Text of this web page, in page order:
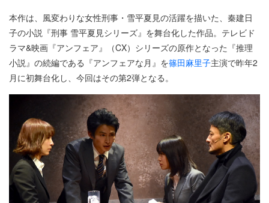
本作は、風変わりな女性刑事・雪平夏見の活躍を描いた、秦建日
子の小説『刑事 雪平夏見シリーズ』を舞台化した作品。テレビド
ラマ&映画『アンフェア』（CX）シリーズの原作となった『推理
小説』の続編である『アンフェアな月』を篠田麻里子主演で昨年2
月に初舞台化し、今回はその第2弾となる。